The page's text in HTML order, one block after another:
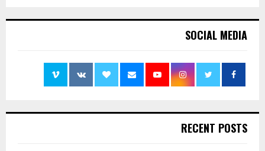
المقالات
SOCIAL MEDIA
RECENT POSTS